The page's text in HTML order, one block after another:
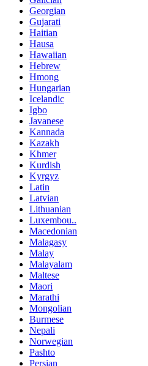
Georgian
Gujarati
Haitian
Hausa
Hawaiian
Hebrew
Hmong
Hungarian
Icelandic
Igbo
Javanese
Kannada
Kazakh
Khmer
Kurdish
Kyrgyz
Latin
Latvian
Lithuanian
Luxembou..
Macedonian
Malagasy
Malay
Malayalam
Maltese
Maori
Marathi
Mongolian
Burmese
Nepali
Norwegian
Pashto
Persian